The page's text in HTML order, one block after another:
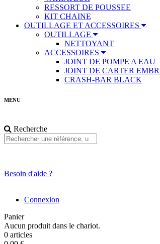
RESSORT DE POUSSEE
KIT CHAINE
OUTILLAGE ET ACCESSOIRES
OUTILLAGE
NETTOYANT
ACCESSOIRES
JOINT DE POMPE A EAU
JOINT DE CARTER
CRASH-BAR BLACK
MENU
Recherche
Besoin d'aide ?
Connexion
Panier
Aucun produit dans le chariot.
0 articles